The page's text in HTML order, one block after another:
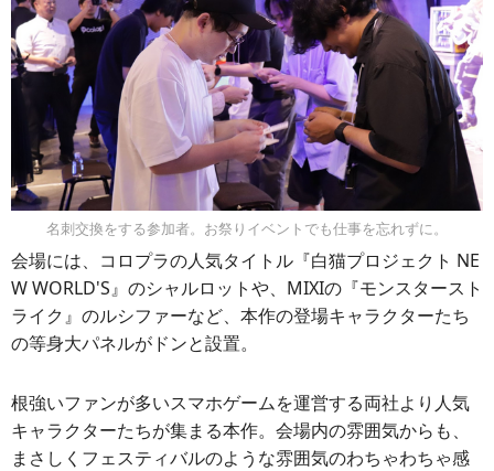
名刺交換をする参加者。お祭りイベントでも仕事を忘れずに。
会場には、コロプラの人気タイトル『白猫プロジェクト NE
W WORLD'S』のシャルロットや、MIXIの『モンスタースト
ライク』のルシファーなど、本作の登場キャラクターたち
の等身大パネルがドンと設置。
根強いファンが多いスマホゲームを運営する両社より人気
キャラクターたちが集まる本作。会場内の雰囲気からも、
まさしくフェスティバルのような雰囲気のわちゃわちゃ感